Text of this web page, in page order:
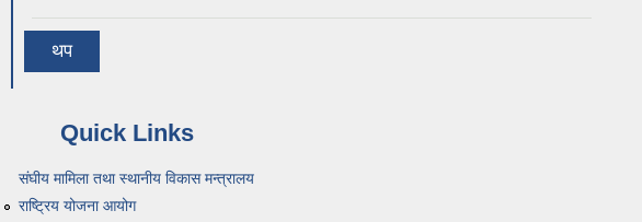
थप
Quick Links
संघीय मामिला तथा स्थानीय विकास मन्त्रालय
राष्ट्रिय योजना आयोग